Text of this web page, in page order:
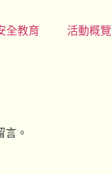
全教育 活動概覽
言。